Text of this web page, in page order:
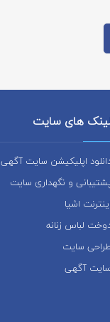
های سایت
اپلیکیشن سایت آگهی 747
پشتیبانی و نگهداری سایت
اینترنت اشیا
لباس زنانه
طراحی سایت
سایت آگهی